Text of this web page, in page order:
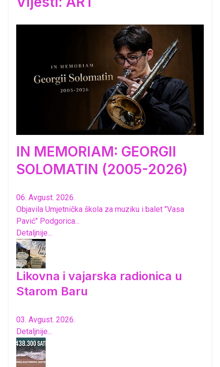
IN MEMORIAM: GEORGII
SOLOMATIN (2005-2026)
06. Avgust. 2026.
Objavila Umjetnička škola za muziku i balet "Vasa
Pavić" Podgorica...
Detaljnije...
Likovna i vajarska radionica u
Starom Baru
03. Avgust. 2026.
Detaljnije...